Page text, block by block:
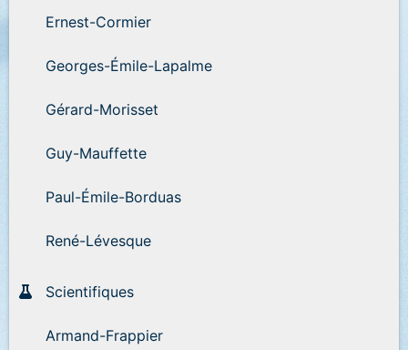
Ernest-Cormier
Georges-Émile-Lapalme
Gérard-Morisset
Guy-Mauffette
Paul-Émile-Borduas
René-Lévesque
Scientifiques
Armand-Frappier